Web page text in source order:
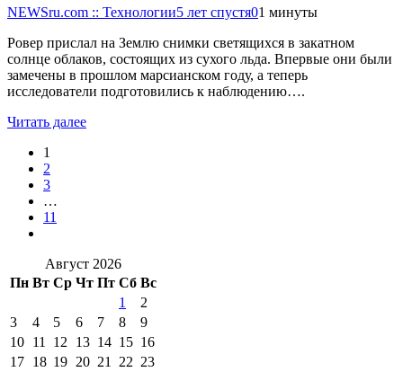
NEWSru.com :: Технологии5 лет спустя01 минуты
Ровер прислал на Землю снимки светящихся в закатном
солнце облаков, состоящих из сухого льда. Впервые они были
замечены в прошлом марсианском году, а теперь
исследователи подготовились к наблюдению….
Читать далее
1
2
3
…
11
Август 2026
Пн Вт Ср Чт Пт Сб Вс
1
2
3
4 5 6 7 8
9
10 11 12 13 14 15 16
17 18 19 20 21 22 23